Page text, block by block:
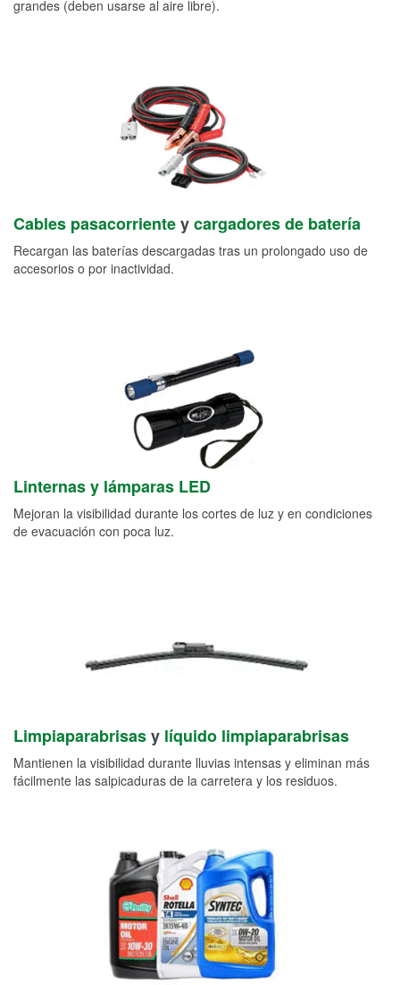
grandes (deben usarse al aire libre).
Cables pasacorrienteycargadores de batería
Recargan las baterías descargadas tras un prolongado uso de
accesorios o por inactividad.
Linternas y lámparas LED
Mejoran la visibilidad durante los cortes de luz y en condiciones
de evacuación con poca luz.
Limpiaparabrisasy líquido limpiaparabrisas
Mantienen la visibilidad durante lluvias intensas y eliminan más
fácilmente las salpicaduras de la carretera y los residuos.